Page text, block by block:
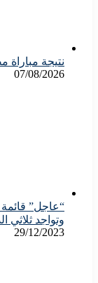
نتيجة مباراة
07/08/2026
“عاجل” قائمة
وتواجد ثلاثي
29/12/2023